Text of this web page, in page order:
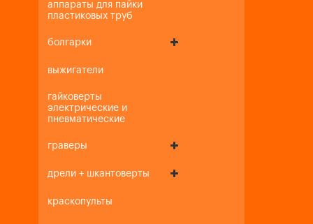
аппараты для пайки
пластиковых труб
болгарки
выжигатели
гайковерты
электрические и
пневматические
граверы
дрели + шкантоверты
краскопульты